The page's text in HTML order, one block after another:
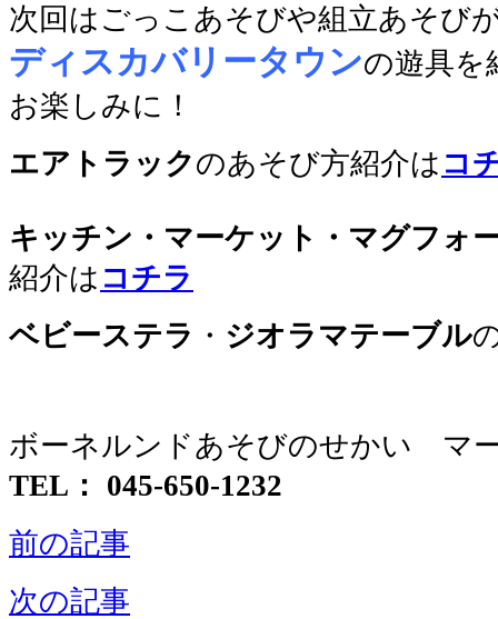
次回はごっこあそびや組立あそび
ディスカバリータウンの遊具を
お楽しみに！
エアトラックのあそび方紹介は コ
キッチン・マーケット・マグフォ
紹介は コチラ
ベビーステラ ・ ジオラマテーブル
ボーネルンドあそびのせかい マ
TEL： 045-650-1232
前の記事
次の記事